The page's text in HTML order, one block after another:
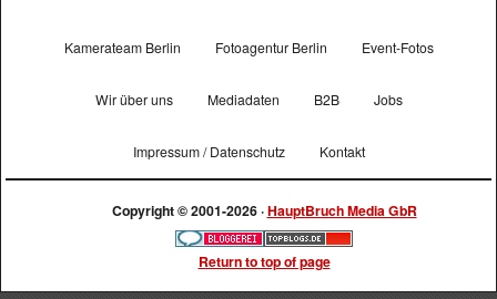
Kamerateam Berlin Fotoagentur Berlin Event-Fotos
Wir über uns Mediadaten B2B Jobs
Impressum / Datenschutz Kontakt
Copyright © 2001-2026 ·HauptBruch Media GbR
Return to top of page